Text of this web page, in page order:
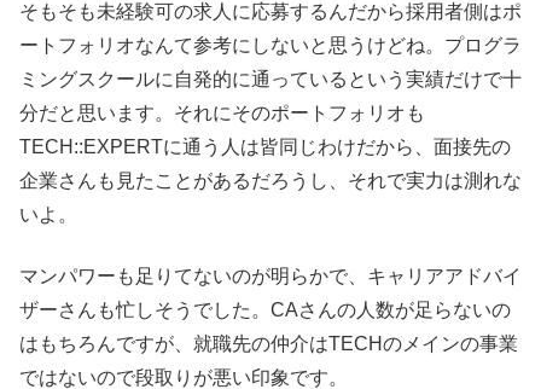
そもそも未経験可の求人に応募するんだから採用者側はポ
ートフォリオなんて参考にしないと思うけどね。プログラ
ミングスクールに自発的に通っているという実績だけで十
分だと思います。それにそのポートフォリオも
TECH::EXPERTに通う人は皆同じわけだから、面接先の
企業さんも見たことがあるだろうし、それで実力は測れな
いよ。
マンパワーも足りてないのが明らかで、キャリアアドバイ
ザーさんも忙しそうでした。CAさんの人数が足らないの
はもちろんですが、就職先の仲介はTECHのメインの事業
ではないので段取りが悪い印象です。